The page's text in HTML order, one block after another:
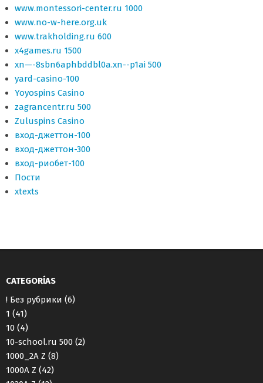
www.montessori-center.ru 1000
www.no-w-here.org.uk
www.trakholding.ru 600
x4games.ru 1500
xn—-8sbn6aphbddbl0a.xn--p1ai 500
yard-casino-100
Yoyospins Casino
zagrancentr.ru 500
Zuluspins Casino
вход-джеттон-100
вход-джеттон-300
вход-риобет-100
Пости
хtexts
CATEGORÍAS
! Без рубрики (6)
1 (41)
10 (4)
10-school.ru 500 (2)
1000_2A Z (8)
1000A Z (42)